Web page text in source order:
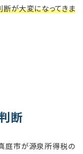
が大変になってきま
断
庭市が源泉所得税の